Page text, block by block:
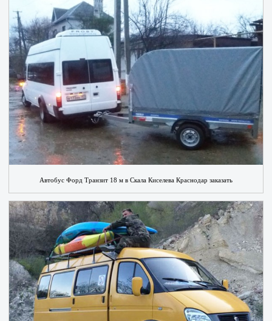
Автобус Форд Транзит 18 м в Скала Киселева Краснодар заказать